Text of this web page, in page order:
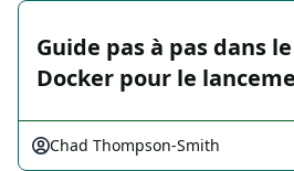
Guide pas à pas dans
Docker pour le
Chad Thompson-Smith